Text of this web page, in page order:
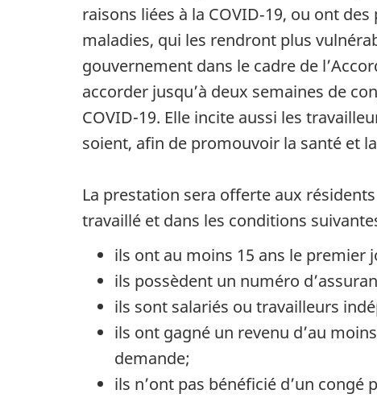
raisons liées à la COVID‑19, ou ont
maladies, qui les rendront plus
gouvernement dans le cadre de
accorder jusqu’à deux semaines de
COVID-19. Elle incite aussi les
soient, afin de promouvoir la santé et
La prestation sera offerte aux
travaillé et dans les conditions
ils ont au moins 15 ans le premier
ils possèdent un numéro
ils sont salariés ou travailleurs
ils ont gagné un revenu d’au
demande;
ils n’ont pas bénéficié d’un